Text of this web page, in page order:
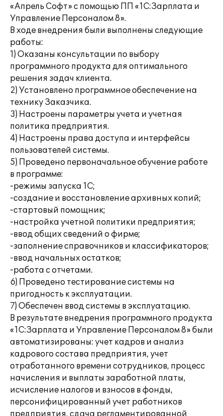
«Апрель Софт» с помощью ПП «1С:Зарплата и
Управление Персоналом 8».
В ходе внедрения были выполнены следующие
работы:
1) Оказаны консультации по выбору
программного продукта для оптимального
решения задач клиента.
2) Установлено программное обеспечение на
технику Заказчика.
3) Настроены параметры учета и учетная
политика предприятия.
4) Настроены права доступа и интерфейсы
пользователей системы.
5) Проведено первоначальное обучение работе
в программе:
-режимы запуска 1С;
-создание и восстановление архивных копий;
-стартовый помощник;
-настройка учетной политики предприятия;
-ввод общих сведений о фирме;
-заполнение справочников и классификаторов;
-ввод начальных остатков;
-работа с отчетами.
6) Проведено тестирование системы на
пригодность к эксплуатации.
7) Обеспечен ввод системы в эксплуатацию.
В результате внедрения программного продукта
«1С:Зарплата и Управление Персоналом 8» были
автоматизированы: учет кадров и анализ
кадрового состава предприятия, учет
отработанного времени сотрудников, процесс
начисления и выплаты заработной платы,
исчисление налогов и взносов в фонды,
персонифицированный учет работников
предприятия, сдача регламентированной